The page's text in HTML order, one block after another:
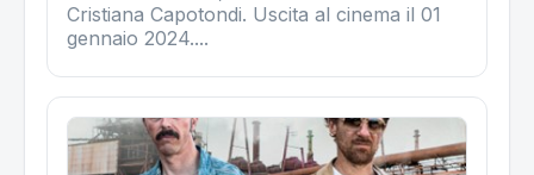
Cristiana Capotondi. Uscita al cinema il 01
gennaio 2024....